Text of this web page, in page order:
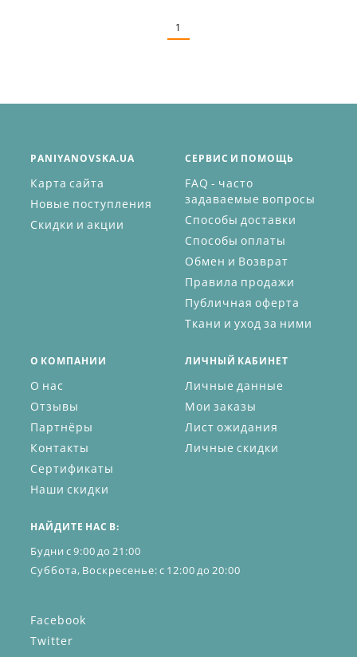
1
PANIYANOVSKA.UA
Карта сайта
Новые поступления
Скидки и акции
СЕРВИС И ПОМОЩЬ
FAQ - часто
задаваемые вопросы
Способы доставки
Способы оплаты
Обмен и Возврат
Правила продажи
Публичная оферта
Ткани и уход за ними
О КОМПАНИИ
О нас
Отзывы
Партнёры
Контакты
Сертификаты
Наши скидки
ЛИЧНЫЙ КАБИНЕТ
Личные данные
Мои заказы
Лист ожидания
Личные скидки
НАЙДИТЕ НАС В:
Будни с 9:00 до 21:00
Суббота, Воскресенье: с 12:00 до 20:00
Facebook
Twitter